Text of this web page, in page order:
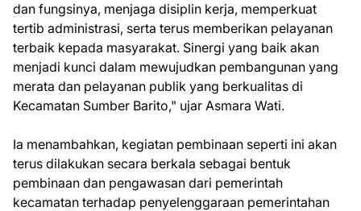
dan fungsinya, menjaga disiplin kerja, memperkuat
tertib administrasi, serta terus memberikan pelayanan
terbaik kepada masyarakat. Sinergi yang baik akan
menjadi kunci dalam mewujudkan pembangunan yang
merata dan pelayanan publik yang berkualitas di
Kecamatan Sumber Barito," ujar Asmara Wati.
Ia menambahkan, kegiatan pembinaan seperti ini akan
terus dilakukan secara berkala sebagai bentuk
pembinaan dan pengawasan dari pemerintah
kecamatan terhadap penyelenggaraan pemerintahan